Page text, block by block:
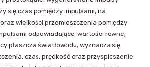
się czas pomiędzy impulsami, na
wielkości przemieszczenia pomiędzy
odpowiadającej wartości równej
płaszcza światłowodu, wyznacza się
czas, prędkość oraz przyspieszenie